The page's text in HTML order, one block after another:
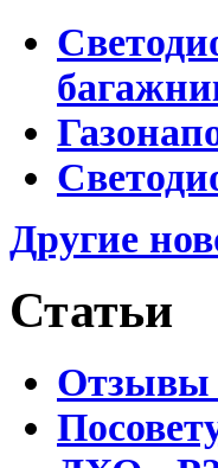
Другие
Статьи
Отзывы